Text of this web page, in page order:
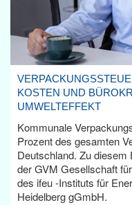
KOSTEN UND
UMWELTEFFEKT
Kommunale
Prozent des gesamten
Deutschland. Zu
der GVM Gesellschaft
des ifeu -Instituts für
Heidelberg gGmbH.